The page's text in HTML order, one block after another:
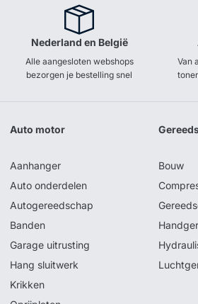
Nederland en België
Alle aangesloten webshops
bezorgen je bestelling snel
Van
Auto motor
Aanhanger
Auto onderdelen
Autogereedschap
Banden
Garage uitrusting
Hang sluitwerk
Krikken
Bouw